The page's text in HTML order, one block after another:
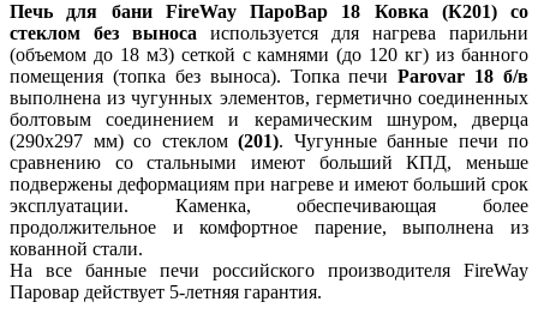
Печь для бани FireWay ПароВар 18 Ковка (К201) со
стеклом без выноса используется для нагрева парильни
(объемом до 18 м3) сеткой с камнями (до 120 кг) из банного
помещения (топка без выноса). Топка печиParovar 18 б/в
выполнена из чугунных элементов, герметично соединенных
болтовым соединением и керамическим шнуром, дверца
(290x297 мм) со стеклом (201). Чугунные банные печи по
сравнению со стальными имеют больший КПД, меньше
подвержены деформациям при нагреве и имеют больший срок
эксплуатации. Каменка, обеспечивающая более
продолжительное и комфортное парение, выполнена из
кованной стали.
На все банные печи российского производителя FireWay
Паровар действует 5-летняя гарантия.